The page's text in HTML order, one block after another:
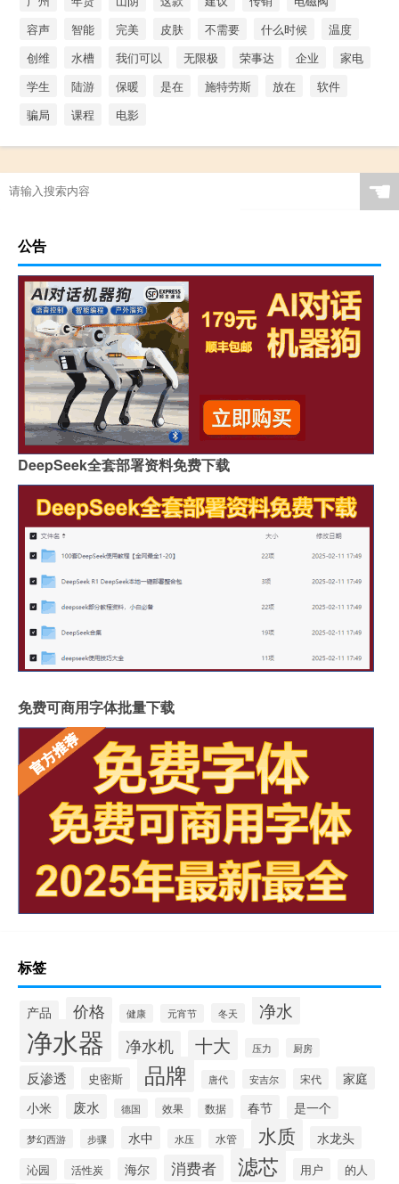
容声
智能 完美 皮肤 不需要 什么时候
温度
创维
水槽 我们可以 无限极 荣事达 企业
家电
学生
陆游 保暖 是在 施特劳斯 放在
软件
骗局
课程 电影
☚
公告
DeepSeek全套部署资料免费下载
免费可商用字体批量下载
标签
产品 价格 健康 元宵节 冬天 净水
净水器 净水机 十大 压力 厨房
反渗透 史密斯 品牌 唐代 安吉尔 宋代
家庭
小米
废水 德国 效果 数据 春节 是一个
梦幻西游 步骤 水中 水压 水管 水质 水龙头
沁园 活性炭 海尔 消费者 滤芯 用户 的人